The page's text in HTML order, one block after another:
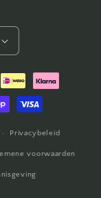
Privacybeleid
voorwaarden